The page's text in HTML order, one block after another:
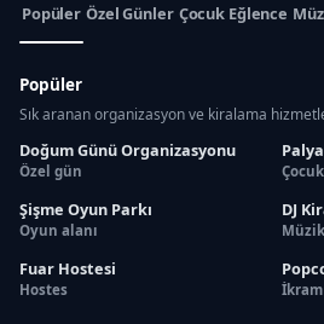
Popüler Özel Günler Çocuk Eğlence
Popüler
Sık aranan organizasyon ve kiralama
Doğum Günü Organizasyonu
Özel gün
Şişme Oyun Parkı
Oyun alanı
DJ
Müzik
Fuar Hostesi
Hostes İkram